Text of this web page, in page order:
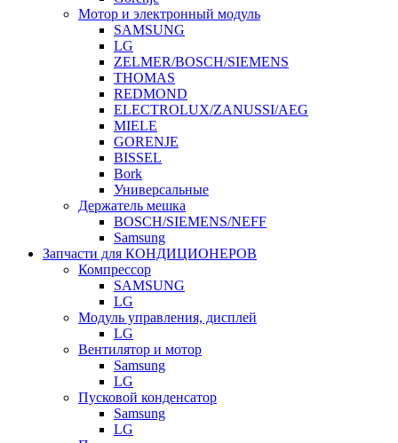
Мотор и электронный модуль
SAMSUNG
LG
ZELMER/BOSCH/SIEMENS
THOMAS
REDMOND
ELECTROLUX/ZANUSSI/AEG
MIELE
GORENJE
BISSEL
Bork
Универсальные
Держатель мешка
BOSCH/SIEMENS/NEFF
Samsung
Запчасти для КОНДИЦИОНЕРОВ
Компрессор
SAMSUNG
LG
Модуль управления, дисплей
LG
Вентилятор и мотор
Samsung
LG
Пусковой конденсатор
Samsung
LG